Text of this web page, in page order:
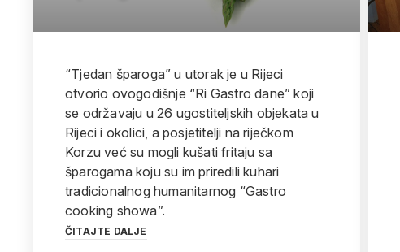
“Tjedan šparoga” u utorak je u Rijeci
otvorio ovogodišnje “Ri Gastro dane” koji
se održavaju u 26 ugostiteljskih objekata u
Rijeci i okolici, a posjetitelji na riječkom
Korzu već su mogli kušati fritaju sa
šparogama koju su im priredili kuhari
tradicionalnog humanitarnog “Gastro
cooking showa”.
ČITAJTE DALJE